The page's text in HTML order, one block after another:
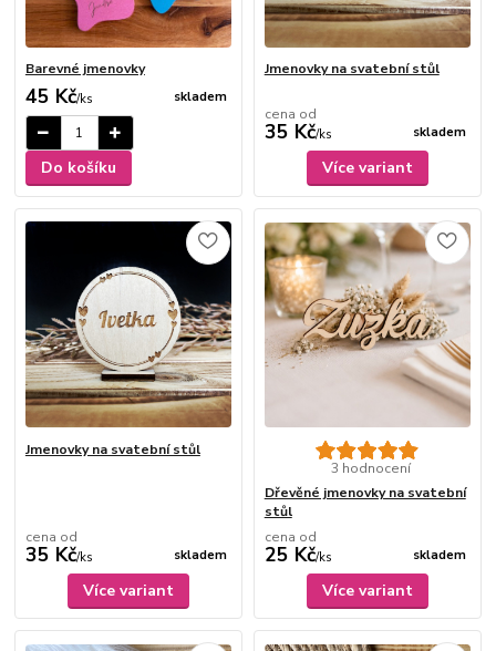
Barevné jmenovky
45 Kč/ks skladem
Do košíku
Jmenovky na svatební stůl
cena od
35 Kč/ks skladem
Více variant
Jmenovky na svatební stůl
cena od
35 Kč/ks skladem
Více variant
3 hodnocení
Dřevěné jmenovky na svatební
stůl
cena od
25 Kč/ks skladem
Více variant